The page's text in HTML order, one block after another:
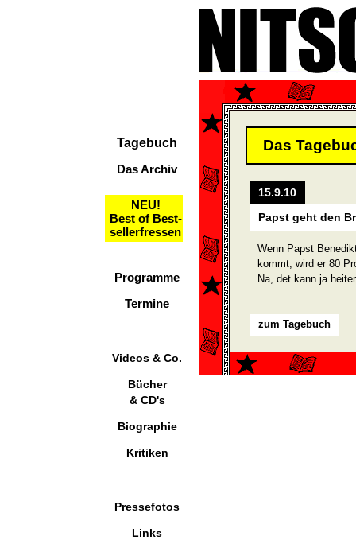
Tagebuch
Das Archiv
NEU!
Best of Best-
sellerfressen
Programme
Termine
Videos & Co.
Bücher
& CD's
Biographie
Kritiken
Pressefotos
Links
Das
15.9.10
Papst geht den
Wenn Papst
kommt, wird er 80
Na, det kann ja
zum Tagebuch